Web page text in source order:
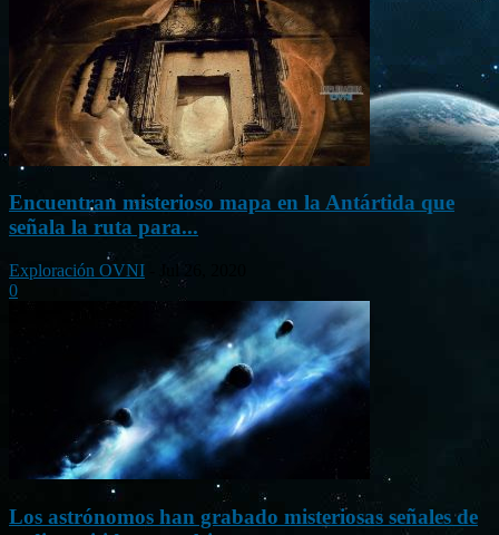
Encuentran misterioso mapa en la Antártida que
señala la ruta para...
Exploración OVNI
Jul 26, 2020
0
Los astrónomos han grabado misteriosas señales de